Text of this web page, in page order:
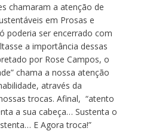
chamaram a atenção de
em Prosas e
poderia ser encerrado com
a importância dessas
por Rose Campos, o
chama a nossa atenção
através da
trocas. Afinal, “atento
a sua cabeça… Sustenta o
E Agora troca!”